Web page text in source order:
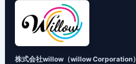
株式会社willow（willow Corporation）